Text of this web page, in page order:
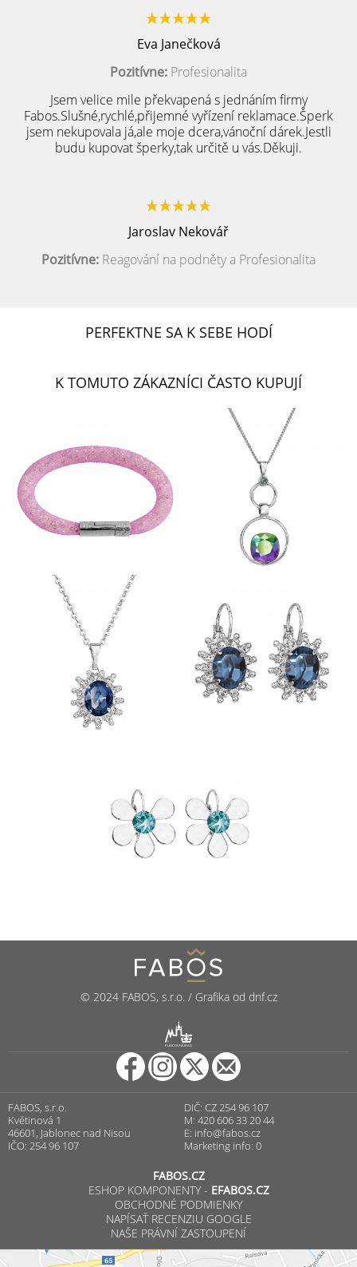
Eva Janečková
Pozitívne: Profesionalita
Jsem velice mile překvapená s jednáním firmy
Fabos.Slušné,rychlé,přijemné vyřízení reklamace.Šperk
jsem nekupovala já,ale moje dcera,vánoční dárek.Jestli
budu kupovat šperky,tak určitě u vás.Děkuji.
Jaroslav Nekovář
Pozitívne: Reagování na podněty a Profesionalita
PERFEKTNE SA K SEBE HODÍ
K TOMUTO ZÁKAZNÍCI ČASTO KUPUJÍ
© 2024 FABOS, s.r.o. / Grafika od dnf.cz
PUNCOVNÍ ÚŘAD
FABOS, s.r.o.
Květinová 1
46601, Jablonec nad Nisou
IČO: 254 96 107
DIČ: CZ 254 96 107
M: 420 606 33 20 44
E: info@fabos.cz
Marketing info: 0
FABOS.CZ
ESHOP KOMPONENTY - EFABOS.CZ
OBCHODNÉ PODMIENKY
NAPÍSAŤ RECENZIU GOOGLE
NAŠE PRÁVNÍ ZASTOUPENÍ